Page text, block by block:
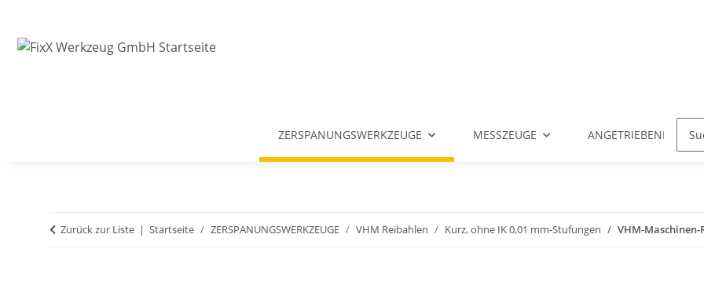
ZERSPANUNGSWERKZEUGE MESSZEUGE ANGETRIEBENE
Zurück zur Liste Startseite ZERSPANUNGSWERKZEUGE VHM Reibahlen Kurz, ohne IK 0,01 mm-Stufungen VHM-Maschinen-